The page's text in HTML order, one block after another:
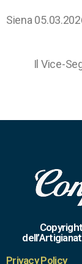
Siena
Il Vice-
Privacy Policy